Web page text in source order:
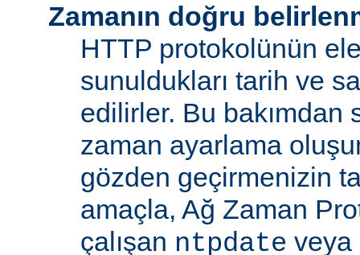
Zamanın doğru
HTTP protokolünün
sunuldukları tarih ve
edilirler. Bu bakımdan
zaman ayarlama
gözden geçirmenizin
amaçla, Ağ Zaman
çalışan ntpdate veya